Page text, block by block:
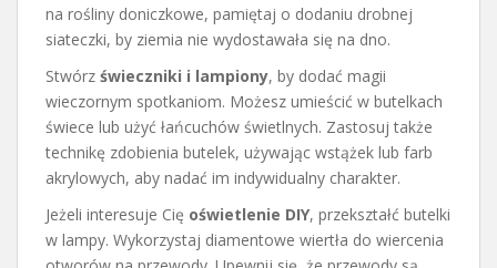
na rośliny doniczkowe, pamiętaj o dodaniu drobnej
siateczki, by ziemia nie wydostawała się na dno.
Stwórz świeczniki i lampiony, by dodać magii
wieczornym spotkaniom. Możesz umieścić w butelkach
świece lub użyć łańcuchów świetlnych. Zastosuj także
technikę zdobienia butelek, używając wstążek lub farb
akrylowych, aby nadać im indywidualny charakter.
Jeżeli interesuje Cię oświetlenie DIY, przekształć butelki
w lampy. Wykorzystaj diamentowe wiertła do wiercenia